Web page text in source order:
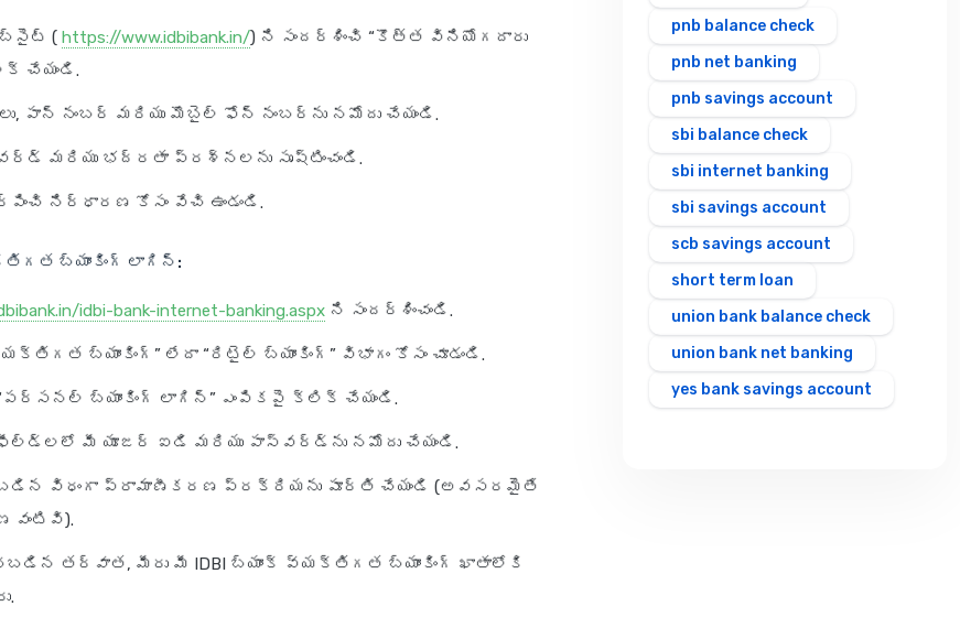
( https://www.idbibank.in/) ని సందర్శించి “కొత్త వినియోగదారు
చేయండి.
పాన్ నంబర్ మరియు మొబైల్ ఫోన్ నంబర్‌ను నమోదు చేయండి.
మరియు భద్రతా ప్రశ్నలను సృష్టించండి.
నిర్ధారణ కోసం వేచి ఉండండి.
బ్యాంకింగ్ లాగిన్:
idbi-bank-internet-banking.aspx ని సందర్శించండి.
బ్యాంకింగ్” లేదా “రిటైల్ బ్యాంకింగ్” విభాగం కోసం చూడండి.
బ్యాంకింగ్ లాగిన్” ఎంపికపై క్లిక్ చేయండి.
మీ యూజర్ ఐడి మరియు పాస్‌వర్డ్‌ను నమోదు చేయండి.
విధంగా ప్రామాణీకరణ ప్రక్రియను పూర్తి చేయండి (అవసరమైతే
వంటివి).
తర్వాత, మీరు మీ IDBI బ్యాంక్ వ్యక్తిగత బ్యాంకింగ్ ఖాతాలోకి
pnb balance check
pnb net banking
pnb savings account
sbi balance check
sbi internet banking
sbi savings account
scb savings account
short term loan
union bank balance check
union bank net banking
yes bank savings account